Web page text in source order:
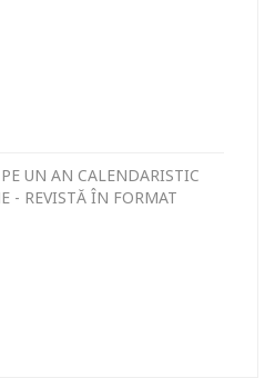
UN AN CALENDARISTIC
- REVISTĂ ÎN FORMAT